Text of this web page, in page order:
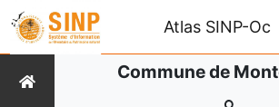
Atlas SINP-Oc
Commune de